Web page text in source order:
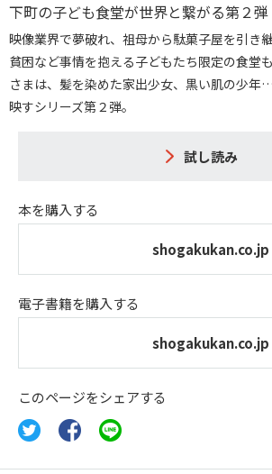
下町の子ども食堂が世界と繋がる第２弾
映像業界で夢破れ、祖母から駄菓子屋を引き
貧困など事情を抱える子どもたち限定の食堂
さまは、髪を染めた家出少女、黒い肌の少
映すシリーズ第２弾。
試し読み
本を購入する
shogakukan.co.jp
電子書籍を購入する
shogakukan.co.jp
このページをシェアする